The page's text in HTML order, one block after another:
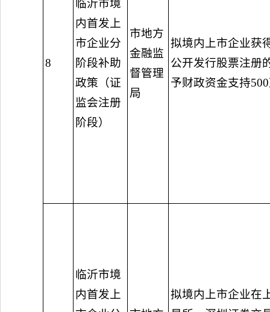
8
临沂市境
内首发上
市企业分
阶段补助
政策（证
监会注册
阶段）
市地方
金融监
督管理
局
拟境内上市企业获
公开发行股票注册
予财政资金支持
临沂市境
内首发上
拟境内上市企业在